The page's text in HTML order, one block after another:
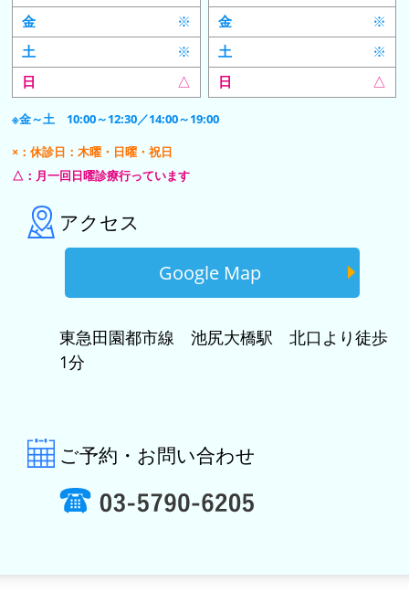
※
※
△
※
※
△
※金～土 10:00～12:30／14:00～19:00
×：休診日：木曜・日曜・祝日
△：月一回日曜診療行っています
アクセス
Google Map
東急田園都市線 池尻大橋駅 北口より徒歩
1分
ご予約・お問い合わせ